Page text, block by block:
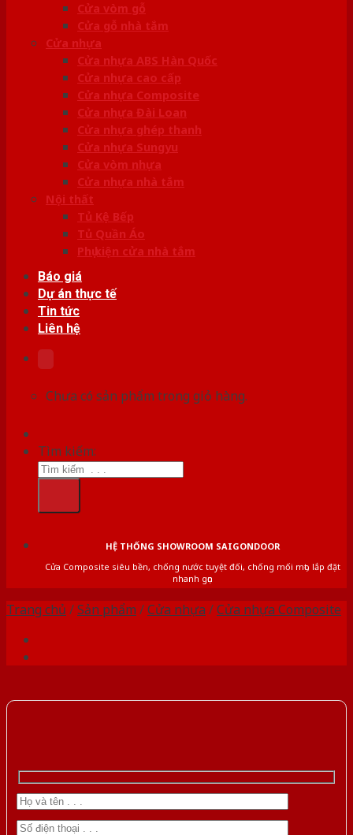
Cửa vòm gỗ
Cửa gỗ nhà tắm
Cửa nhựa
Cửa nhựa ABS Hàn Quốc
Cửa nhựa cao cấp
Cửa nhựa Composite
Cửa nhựa Đài Loan
Cửa nhựa ghép thanh
Cửa nhựa Sungyu
Cửa vòm nhựa
Cửa nhựa nhà tắm
Nội thất
Tủ Kệ Bếp
Tủ Quần Áo
Phụ kiện cửa nhà tắm
Báo giá
Dự án thực tế
Tin tức
Liên hệ
Chưa có sản phẩm trong giỏ hàng.
Tìm kiếm:
HỆ THỐNG SHOWROOM SAIGONDOOR
Cửa Composite siêu bền, chống nước tuyệt đối, chống mối mọt, lắp đặt
nhanh gọn
Trang chủ /Sản phẩm /Cửa nhựa /Cửa nhựa Composite